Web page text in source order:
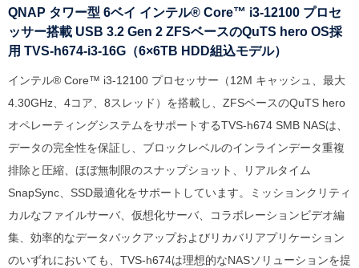
QNAP タワー型 6ベイ インテル® Core™ i3-12100 プロセ
ッサー搭載 USB 3.2 Gen 2 ZFSベースのQuTS hero OS採
用 TVS-h674-i3-16G（6×6TB HDD組込モデル）
インテル® Core™ i3-12100 プロセッサー（12M キャッシュ、最大
4.30GHz、4コア、8スレッド）を搭載し、ZFSベースのQuTS hero
オペレーティングシステムをサポートするTVS-h674 SMB NASは、
データの完全性を保証し、ブロックレベルのインラインデータ重複
排除と圧縮、ほぼ無制限のスナップショット、リアルタイム
SnapSync、SSD最適化をサポートしています。ミッションクリティ
カルなファイルサーバ、仮想化サーバ、コラボレーションビデオ編
集、効率的なデータバックアップおよびリカバリアプリケーション
のいずれにおいても、TVS-h674は理想的なNASソリューションを提